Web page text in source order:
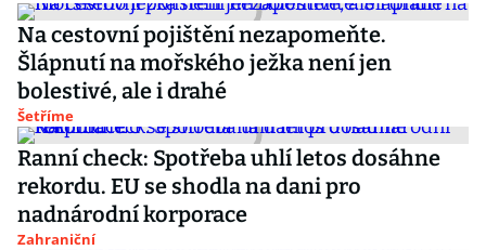
Na cestovní pojištění nezapomeňte.
Šlápnutí na mořského ježka není jen
bolestivé, ale i drahé
Šetříme
Ranní check: Spotřeba uhlí letos dosáhne
rekordu. EU se shodla na dani pro
nadnárodní korporace
Zahraniční